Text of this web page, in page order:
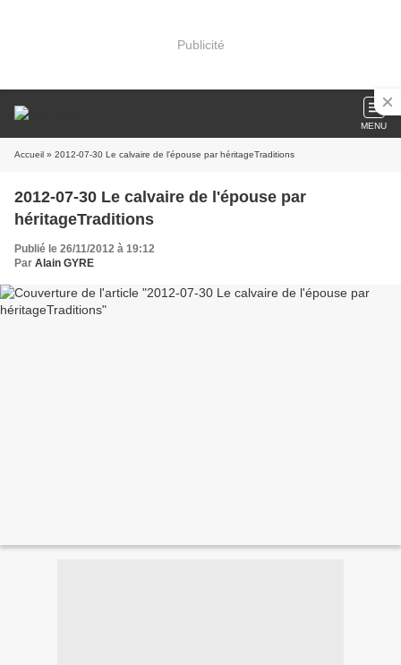
Publicité
MENU
Accueil » 2012-07-30 Le calvaire de l'épouse par héritageTraditions
2012-07-30 Le calvaire de l'épouse par
héritageTraditions
Publié le 26/11/2012 à 19:12
Par Alain GYRE